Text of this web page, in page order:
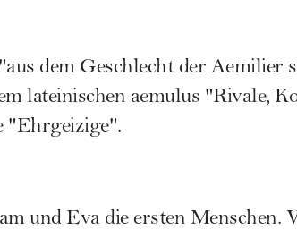
dem Geschlecht der Aemilier
lateinischen aemulus "Rivale,
"Ehrgeizige".
und Eva die ersten Menschen.